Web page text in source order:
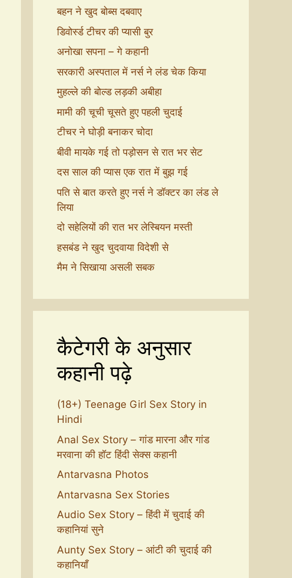
बहन ने खुद बोब्स दबवाए
डिवोर्स्ड टीचर की प्यासी बुर
अनोखा सपना – गे कहानी
सरकारी अस्पताल में नर्स ने लंड चेक किया
मुहल्ले की बोल्ड लड़की अबीहा
मामी की चूची चूसते हुए पहली चुदाई
टीचर ने घोड़ी बनाकर चोदा
बीवी मायके गई तो पड़ोसन से रात भर सेट
दस साल की प्यास एक रात में बुझ गई
पति से बात करते हुए नर्स ने डॉक्टर का लंड ले
लिया
दो सहेलियों की रात भर लेस्बियन मस्ती
हसबंड ने खुद चुदवाया विदेशी से
मैम ने सिखाया असली सबक
कैटेगरी के अनुसार
कहानी पढ़े
(18+) Teenage Girl Sex Story in
Hindi
Anal Sex Story – गांड मारना और गांड
मरवाना की हॉट हिंदी सेक्स कहानी
Antarvasna Photos
Antarvasna Sex Stories
Audio Sex Story – हिंदी में चुदाई की
कहानियां सुने
Aunty Sex Story – आंटी की चुदाई की
कहानियाँ